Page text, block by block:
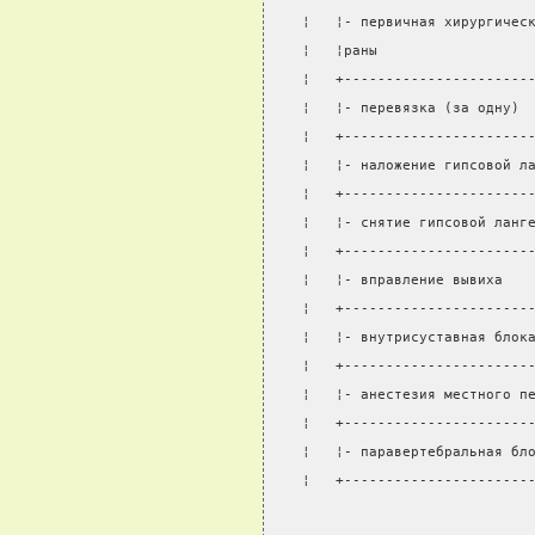
¦   ¦- первичная
¦   ¦раны
¦
¦   ¦- перевязка (за
¦
¦   ¦- наложение
¦
¦   ¦- снятие гипсовой
¦
¦   ¦- вправление
¦
¦   ¦- внутрисуставная
¦
¦   ¦- анестезия
¦
¦   ¦- паравертебральная
¦